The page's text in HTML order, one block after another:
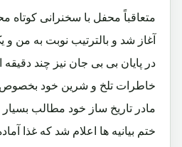
متعاقباً محفل با سخنرانی کوتاه
آغاز شد و بالترتیب نوبت به من و
در پایان بی بی جان نیز چند دقیقه
خاطرات تلخ و شرین خود بخصوص
مادر تاریخ ساز خود مطالب
ختم بیانیه ها اعلام شد که غذا